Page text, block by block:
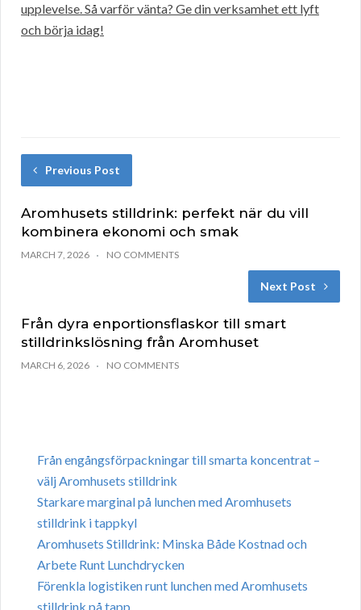
upplevelse. Så varför vänta? Ge din verksamhet ett lyft
och börja idag!
Previous Post
Aromhusets stilldrink: perfekt när du vill
kombinera ekonomi och smak
MARCH 7, 2026 NO COMMENTS
Next Post
Från dyra enportionsflaskor till smart
stilldrinkslösning från Aromhuset
MARCH 6, 2026 NO COMMENTS
Från engångsförpackningar till smarta koncentrat –
välj Aromhusets stilldrink
Starkare marginal på lunchen med Aromhusets
stilldrink i tappkyl
Aromhusets Stilldrink: Minska Både Kostnad och
Arbete Runt Lunchdrycken
Förenkla logistiken runt lunchen med Aromhusets
stilldrink på tapp